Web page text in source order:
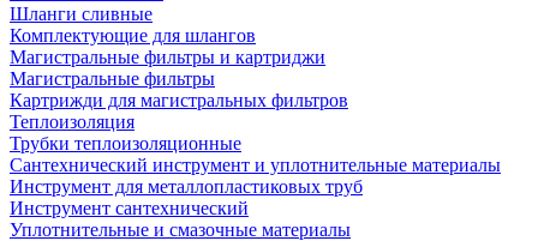
Шланги сливные
Комплектующие для шлангов
Магистральные фильтры и картриджи
Магистральные фильтры
Картрижди для магистральных фильтров
Теплоизоляция
Трубки теплоизоляционные
Сантехнический инструмент и уплотнительные материалы
Инструмент для металлопластиковых труб
Инструмент сантехнический
Уплотнительные и смазочные материалы